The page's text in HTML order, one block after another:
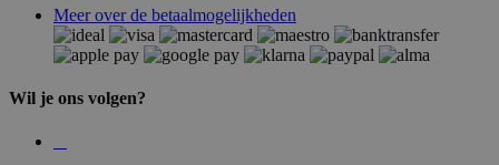
Meer over de betaalmogelijkheden
Wil je ons volgen?